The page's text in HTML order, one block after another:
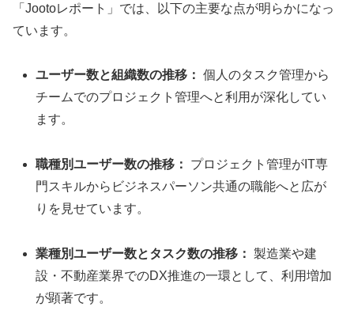
「Jootoレポート」では、以下の主要な点が明らかになっ
ています。
ユーザー数と組織数の推移： 個人のタスク管理から
チームでのプロジェクト管理へと利用が深化してい
ます。
職種別ユーザー数の推移：
プロジェクト管理がIT専
門スキルからビジネスパーソン共通の職能へと広が
りを見せています。
業種別ユーザー数とタスク数の推移： 製造業や建
設・不動産業界でのDX推進の一環として、利用増加
が顕著です。